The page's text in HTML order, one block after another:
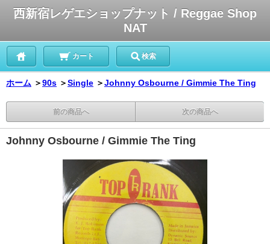
西新宿レゲエショップナット / Reggae Shop
NAT
カート 検索
ホーム ＞90s ＞Single ＞Johnny Osbourne / Gimmie The Ting
前の商品へ 次の商品へ
Johnny Osbourne / Gimmie The Ting